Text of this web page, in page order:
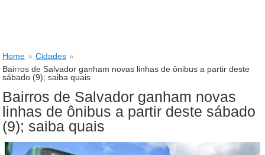
Home » Cidades »
Bairros de Salvador ganham novas linhas de ônibus a partir deste
sábado (9); saiba quais
Bairros de Salvador ganham novas
linhas de ônibus a partir deste sábado
(9); saiba quais